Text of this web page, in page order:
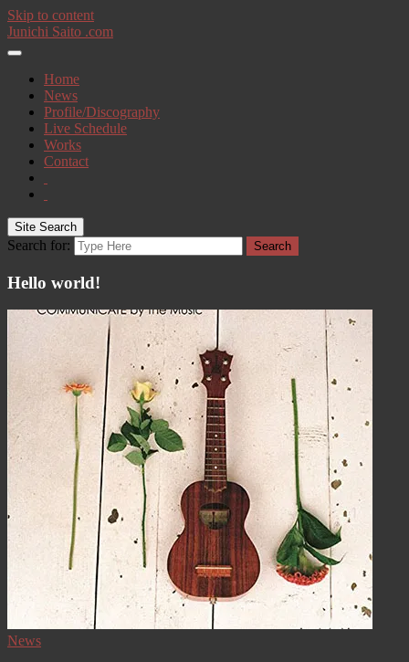
Skip to content
Junichi Saito .com
Home
News
Profile/Discography
Live Schedule
Works
Contact
Site Search
Search for: Search
Hello world!
News